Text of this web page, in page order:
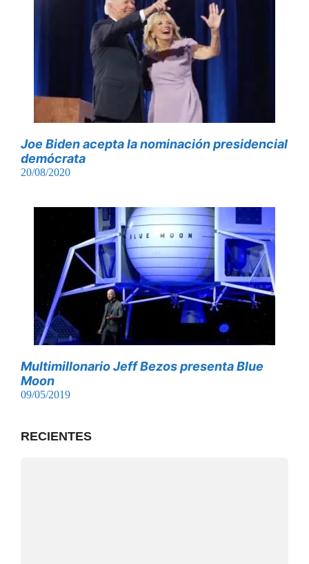
Joe Biden acepta la nominación presidencial
demócrata
20/08/2020
Multimillonario Jeff Bezos presenta Blue
Moon
09/05/2019
RECIENTES